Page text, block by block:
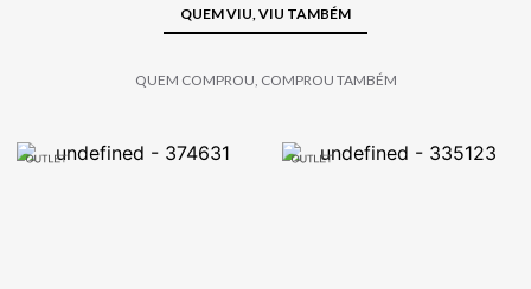
QUEM VIU, VIU TAMBÉM
QUEM COMPROU, COMPROU TAMBÉM